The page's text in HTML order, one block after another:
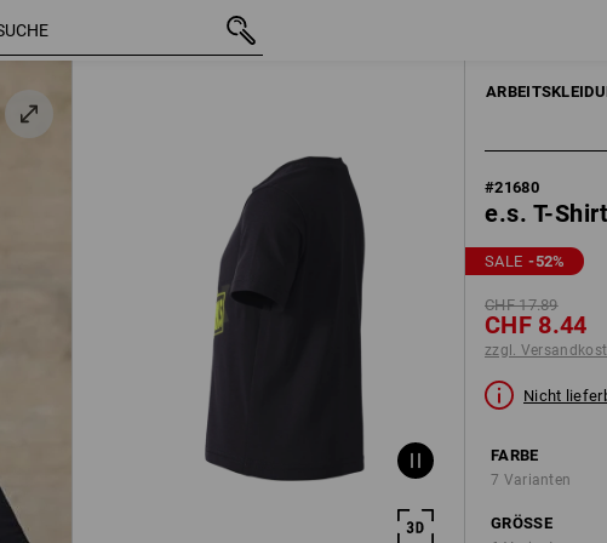
#21680
e.s. T-
SALE -52%
CHF 17.89
CHF 8.44
zzgl.
Nicht
FARBE
7 Varianten
GRÖSSE
146/152